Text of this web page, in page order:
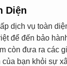
Diện
dịch vụ toàn
để đến bảo
còn đưa ra các
của bạn khỏi sự